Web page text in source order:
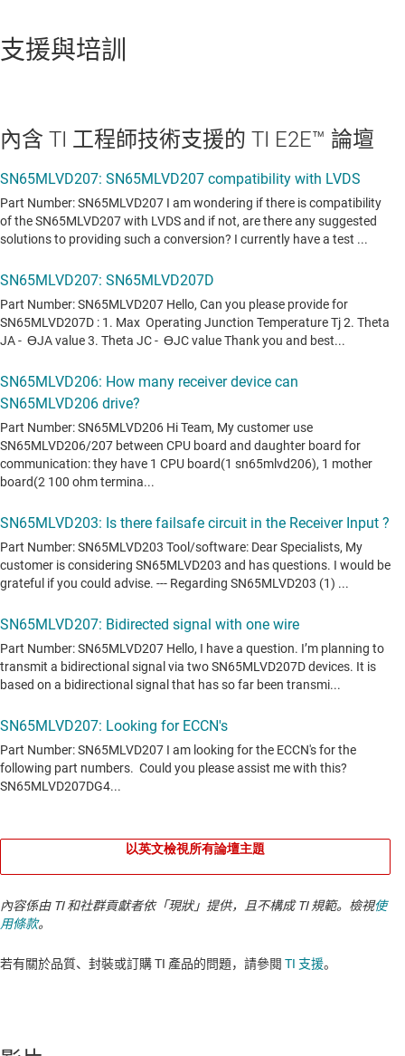
支援與培訓
內含 TI 工程師技術支援的 TI E2E™ 論壇
以英文檢視所有論壇主題
內容係由 TI 和社群貢獻者依「現狀」提供，且不構成 TI 規範。檢視使
用條款。
若有關於品質、封裝或訂購 TI 產品的問題，請參閱 TI 支援。​​​​​​​​​​​​​​